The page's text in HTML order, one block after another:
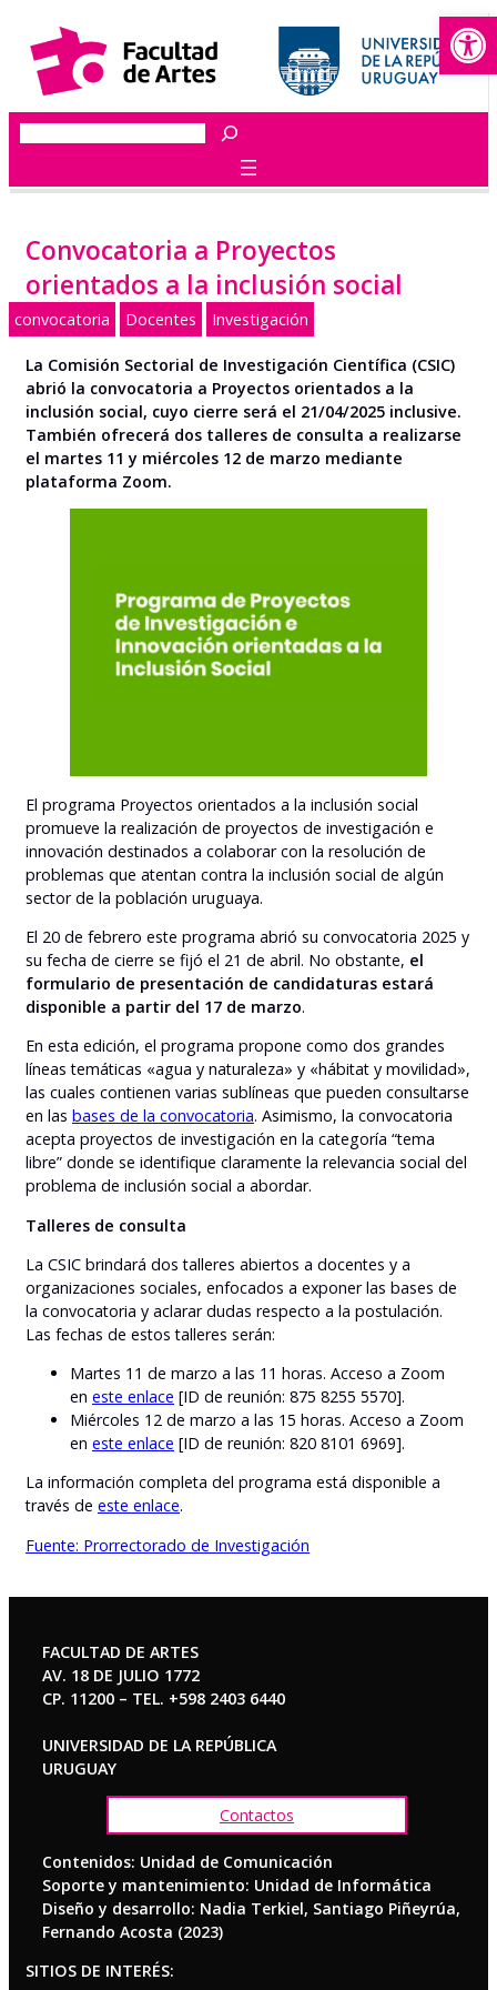
contenido
Buscar
Convocatoria a Proyectos
orientados a la inclusión social
convocatoria Docentes Investigación
La Comisión Sectorial de Investigación Científica (CSIC)
abrió la convocatoria a Proyectos orientados a la
inclusión social, cuyo cierre será el 21/04/2025 inclusive.
También ofrecerá dos talleres de consulta a realizarse
el martes 11 y miércoles 12 de marzo mediante
plataforma Zoom.
El programa Proyectos orientados a la inclusión social
promueve la realización de proyectos de investigación e
innovación destinados a colaborar con la resolución de
problemas que atentan contra la inclusión social de algún
sector de la población uruguaya.
El 20 de febrero este programa abrió su convocatoria 2025 y
su fecha de cierre se fijó el 21 de abril. No obstante, el
formulario de presentación de candidaturas estará
disponible a partir del 17 de marzo.
En esta edición, el programa propone como dos grandes
líneas temáticas «agua y naturaleza» y «hábitat y movilidad»,
las cuales contienen varias sublíneas que pueden consultarse
en las bases de la convocatoria. Asimismo, la convocatoria
acepta proyectos de investigación en la categoría “tema
libre” donde se identifique claramente la relevancia social del
problema de inclusión social a abordar.
Talleres de consulta
La CSIC brindará dos talleres abiertos a docentes y a
organizaciones sociales, enfocados a exponer las bases de
la convocatoria y aclarar dudas respecto a la postulación.
Las fechas de estos talleres serán:
Martes 11 de marzo a las 11 horas. Acceso a Zoom
en este enlace [ID de reunión: 875 8255 5570].
Miércoles 12 de marzo a las 15 horas. Acceso a Zoom
en este enlace [ID de reunión: 820 8101 6969].
La información completa del programa está disponible a
través de este enlace.
Fuente: Prorrectorado de Investigación
FACULTAD DE ARTES
AV. 18 DE JULIO 1772
CP. 11200 – TEL. +598 2403 6440
UNIVERSIDAD DE LA REPÚBLICA
URUGUAY
Contactos
Contenidos: Unidad de Comunicación
Soporte y mantenimiento: Unidad de Informática
Diseño y desarrollo: Nadia Terkiel, Santiago Piñeyrúa,
Fernando Acosta (2023)
SITIOS DE INTERÉS: